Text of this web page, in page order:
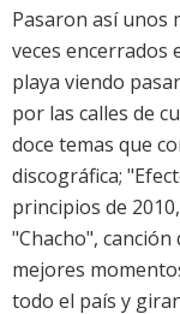
Pasaron así unos
veces encerrados
playa viendo
por las calles de
doce temas que
discográfica;
principios de
"Chacho",
mejores
todo el país y